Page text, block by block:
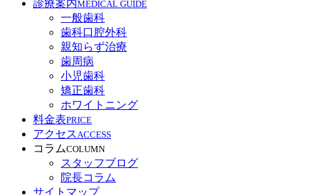
診療案内MEDICAL GUIDE
一般歯科
歯科口腔外科
親知らず治療
歯周病
小児歯科
矯正歯科
ホワイトニング
料金表PRICE
アクセス ACCESS
コラムCOLUMN
スタッフブログ
院長コラム
サイトマップ